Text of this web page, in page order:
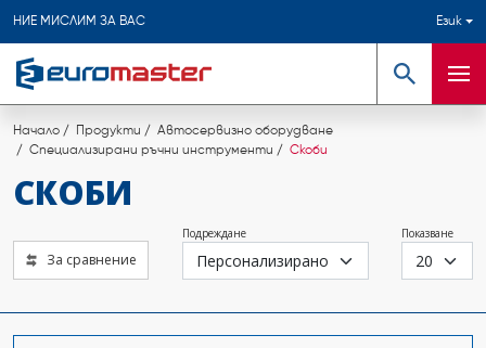
НИЕ МИСЛИМ ЗА ВАС Език
Търсене
Начало Продукти
Автосервизно оборудване
Специализирани ръчни инструменти
Скоби
СКОБИ
За сравнение
Подреждане Показване